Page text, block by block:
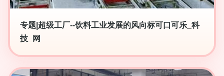
专题|超级工厂--饮料工业发展的风向标可口可乐_科
技_网